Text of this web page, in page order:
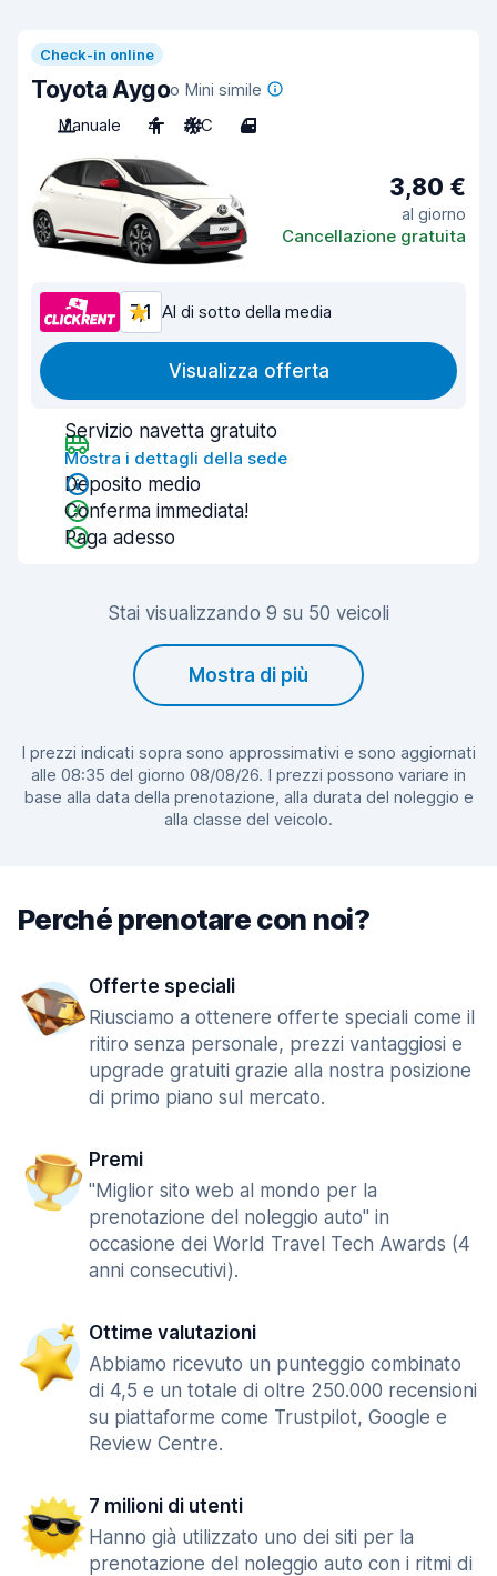
Check-in online
Toyota Aygoo Mini simile
Manuale
4 A/C 4
3,80 €
al giorno
Cancellazione gratuita
7,1 Al di sotto della media
Visualizza offerta
Servizio navetta gratuito
Mostra i dettagli della sede
Deposito medio
Conferma immediata!
Paga adesso
Stai visualizzando 9 su 50 veicoli
Mostra di più
I prezzi indicati sopra sono approssimativi e sono aggiornati
alle 08:35 del giorno 08/08/26. I prezzi possono variare in
base alla data della prenotazione, alla durata del noleggio e
alla classe del veicolo.
Perché prenotare con noi?
Offerte speciali
Riusciamo a ottenere offerte speciali come il
ritiro senza personale, prezzi vantaggiosi e
upgrade gratuiti grazie alla nostra posizione
di primo piano sul mercato.
Premi
"Miglior sito web al mondo per la
prenotazione del noleggio auto" in
occasione dei World Travel Tech Awards (4
anni consecutivi).
Ottime valutazioni
Abbiamo ricevuto un punteggio combinato
di 4,5 e un totale di oltre 250.000 recensioni
su piattaforme come Trustpilot, Google e
Review Centre.
7 milioni di utenti
Hanno già utilizzato uno dei siti per la
prenotazione del noleggio auto con i ritmi di